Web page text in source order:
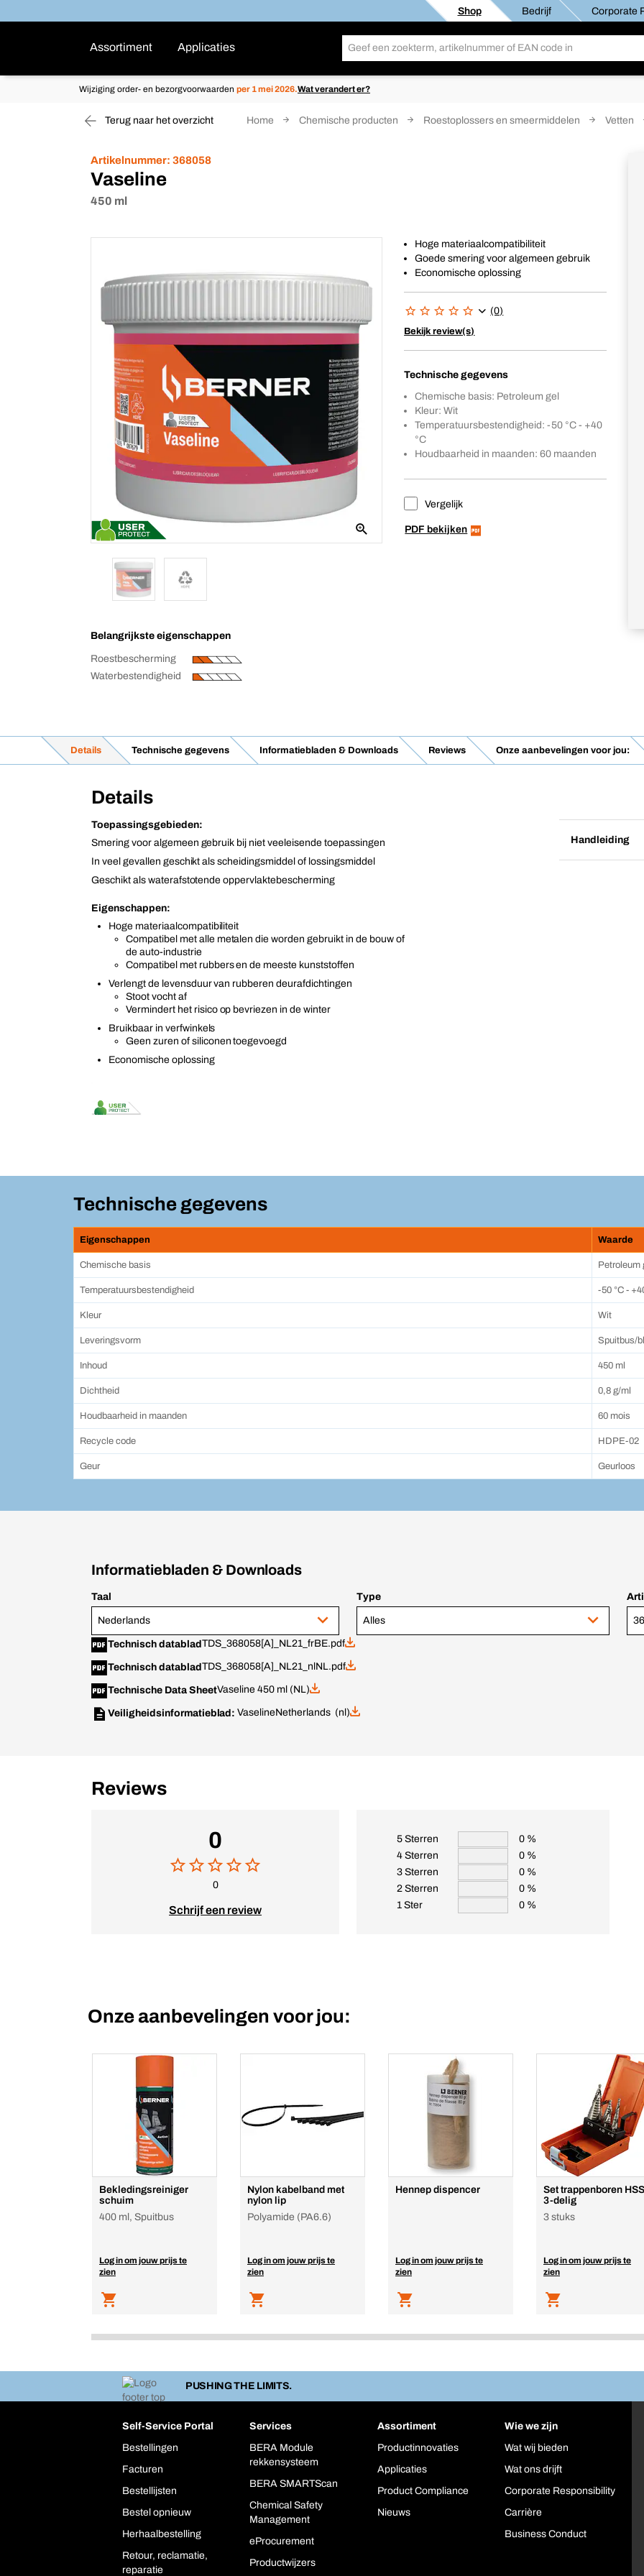
Shop Bedrijf Corporate
Assortiment Applicaties
Wijziging order- en bezorgvoorwaarden per 1 mei 2026.Wat verandert er?
Terug naar het overzicht Home Chemische producten Roestoplossers en smeermiddelen Vetten
Artikelnummer: 368058
Vaseline
450 ml
Belangrijkste eigenschappen
Roestbescherming
Waterbestendigheid
Hoge materiaalcompatibiliteit
Goede smering voor algemeen gebruik
Economische oplossing
(0)
Bekijk review(s)
Technische gegevens
Chemische basis: Petroleum gel
Kleur: Wit
Temperatuursbestendigheid: -50 °C - +40
°C
Houdbaarheid in maanden: 60 maanden
Vergelijk
PDF bekijken
Details Technische gegevens Informatiebladen & Downloads Reviews Onze aanbevelingen voor jou:
Details
Toepassingsgebieden:
Smering voor algemeen gebruik bij niet veeleisende toepassingen
In veel gevallen geschikt als scheidingsmiddel of lossingsmiddel
Geschikt als waterafstotende oppervlaktebescherming
Eigenschappen:
Hoge materiaalcompatibiliteit
Compatibel met alle metalen die worden gebruikt in de bouw of
de auto-industrie
Compatibel met rubbers en de meeste kunststoffen
Verlengt de levensduur van rubberen deurafdichtingen
Stoot vocht af
Vermindert het risico op bevriezen in de winter
Bruikbaar in verfwinkels
Geen zuren of siliconen toegevoegd
Economische oplossing
Handleiding
Technische gegevens
Eigenschappen Waarde
Chemische basis Petroleum
Temperatuursbestendigheid -50 °C -
Kleur Wit
Leveringsvorm Spuitbus/
Inhoud 450 ml
Dichtheid 0,8 g/ml
Houdbaarheid in maanden 60 mois
Recycle code HDPE-02
Geur Geurloos
Informatiebladen & Downloads
Taal
Nederlands
Type
Alles
Technisch datablad TDS_368058[A]_NL21_frBE.pdf
Technisch datablad TDS_368058[A]_NL21_nlNL.pdf
Technische Data SheetVaseline 450 ml (NL)
Veiligheidsinformatieblad:VaselineNetherlands (nl)
Reviews
0
0
Schrijf een review
5 Sterren
0 %
4 Sterren
0 %
3 Sterren
0 %
2 Sterren
0 %
1 Ster
0 %
Onze aanbevelingen voor jou:
Bekledingsreiniger
schuim
400 ml, Spuitbus
Log in om jouw prijs te
zien
Nylon kabelband met
nylon lip
Polyamide (PA6.6)
Log in om jouw prijs te
zien
Hennep dispencer
Log in om jouw prijs te
zien
Set trappenboren
3-delig
3 stuks
Log in om jouw prijs te
zien
PUSHING THE LIMITS.
Self-Service Portal
Bestellingen
Facturen
Bestellijsten
Bestel opnieuw
Herhaalbestelling
Retour, reclamatie,
reparatie
Services
BERA Module
rekkensysteem
BERA SMARTScan
Chemical Safety
Management
eProcurement
Productwijzers
Assortiment
Productinnovaties
Applicaties
Product Compliance
Nieuws
Wie we zijn
Wat wij bieden
Wat ons drijft
Corporate Responsibility
Carrière
Business Conduct